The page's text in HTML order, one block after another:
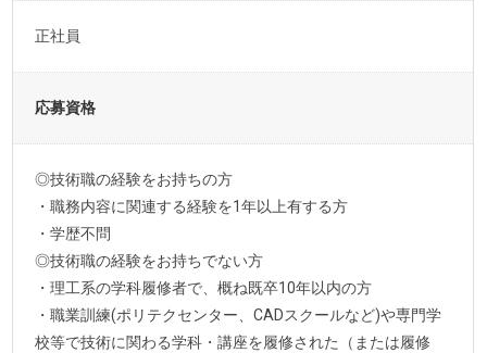
正社員
応募資格
◎技術職の経験をお持ちの方
・職務内容に関連する経験を1年以上有する方
・学歴不問
◎技術職の経験をお持ちでない方
・理工系の学科履修者で、概ね既卒10年以内の方
・職業訓練(ポリテクセンター、CADスクールなど)や専門学
校等で技術に関わる学科・講座を履修された（または履修